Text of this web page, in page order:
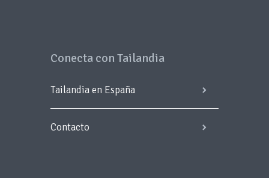
Conecta con Tailandia
Tailandia en España
Contacto